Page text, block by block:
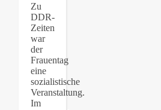
Zu
DDR-
Zeiten
war
der
Frauentag
eine
sozialistische
Veranstaltung.
Im